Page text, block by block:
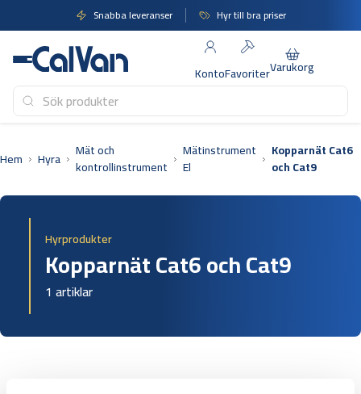
till
innehåll
Snabba leveranser Hyr till bra priser
KontoFavoriterVarukorg
Hem Hyra
Mät och
kontrollinstrument
Mätinstrument
El
Kopparnät Cat6
och Cat9
Hyrprodukter
Kopparnät Cat6 och Cat9
1 artiklar